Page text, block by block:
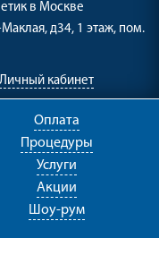
в Москве
д34, 1 этаж, пом.
Личный кабинет
Оплата
Процедуры
Услуги
Акции
Шоу-рум